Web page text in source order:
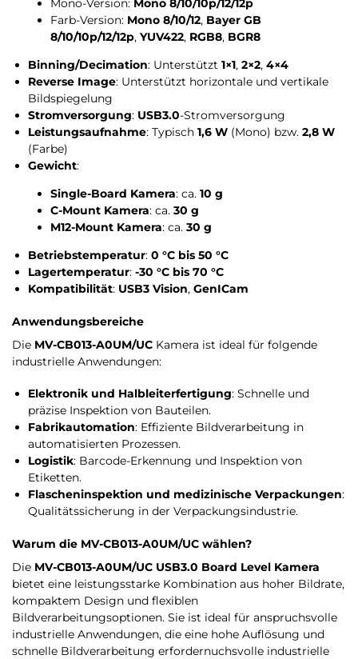
Mono-Version: Mono 8/10/10p/12/12p
Farb-Version: Mono 8/10/12, Bayer GB
8/10/10p/12/12p, YUV422, RGB8, BGR8
Binning/Decimation: Unterstützt 1×1, 2×2, 4×4
Reverse Image: Unterstützt horizontale und vertikale
Bildspiegelung
Stromversorgung: USB3.0-Stromversorgung
Leistungsaufnahme: Typisch 1,6 W (Mono) bzw. 2,8 W
(Farbe)
Gewicht:
Single-Board Kamera: ca. 10 g
C-Mount Kamera: ca. 30 g
M12-Mount Kamera: ca. 30 g
Betriebstemperatur: 0 °C bis 50 °C
Lagertemperatur: -30 °C bis 70 °C
Kompatibilität: USB3 Vision, GenICam
Anwendungsbereiche
Die MV-CB013-A0UM/UC Kamera ist ideal für folgende
industrielle Anwendungen:
Elektronik und Halbleiterfertigung: Schnelle und
präzise Inspektion von Bauteilen.
Fabrikautomation: Effiziente Bildverarbeitung in
automatisierten Prozessen.
Logistik: Barcode-Erkennung und Inspektion von
Etiketten.
Flascheninspektion und medizinische Verpackungen:
Qualitätssicherung in der Verpackungsindustrie.
Warum die MV-CB013-A0UM/UC wählen?
Die MV-CB013-A0UM/UC USB3.0 Board Level Kamera
bietet eine leistungsstarke Kombination aus hoher Bildrate,
kompaktem Design und flexiblen
Bildverarbeitungsoptionen. Sie ist ideal für anspruchsvolle
industrielle Anwendungen, die eine hohe Auflösung und
schnelle Bildverarbeitung erfordern​uchsvolle industrielle